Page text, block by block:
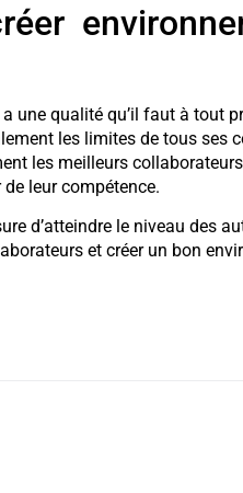
une qualité qu’il faut à tout
les limites de tous ses
les meilleurs
leur compétence.
d’atteindre le niveau des
et créer un bon